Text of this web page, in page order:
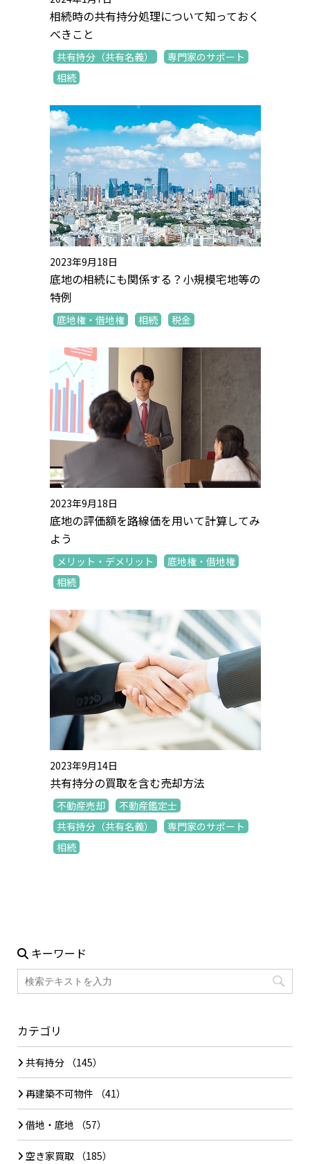
相続時の共有持分処理について知っておく
べきこと
共有持分（共有名義）
専門家のサポート
相続
2023年9月18日
底地の相続にも関係する？小規模宅地等の
特例
底地権・借地権 相続 税金
2023年9月18日
底地の評価額を路線価を用いて計算してみ
よう
メリット・デメリット
底地権・借地権
相続
2023年9月14日
共有持分の買取を含む売却方法
不動産売却
不動産鑑定士
共有持分（共有名義）
専門家のサポート
相続
キーワード
カテゴリ
共有持分 （145）
再建築不可物件 （41）
借地・底地 （57）
空き家買取 （185）